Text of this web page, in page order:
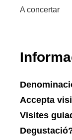
A concertar
Accepta
Visites